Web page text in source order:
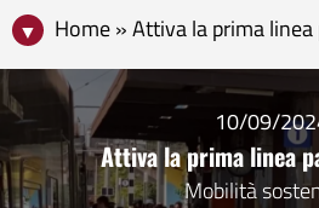
Home » Attiva la prima linea
10/09/
Attiva la prima linea
Mobilità